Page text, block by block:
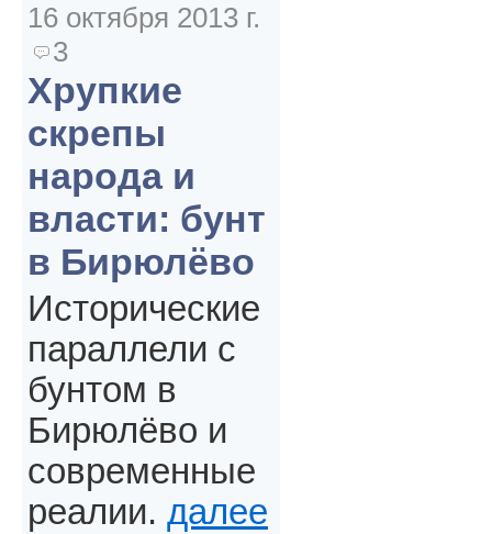
16 октября 2013 г.
3
Хрупкие
скрепы
народа и
власти: бунт
в Бирюлёво
Исторические
параллели с
бунтом в
Бирюлёво и
современные
реалии. далее